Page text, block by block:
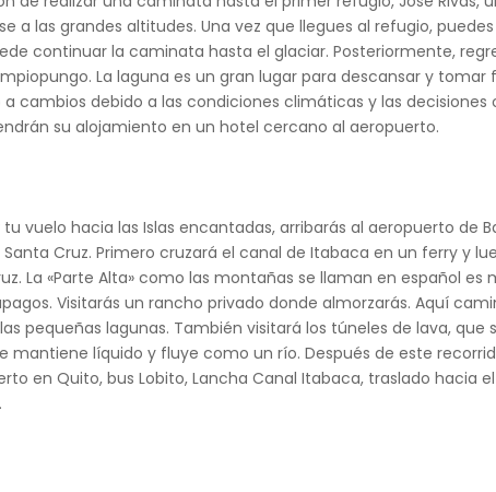
las grandes altitudes. Una vez que llegues al refugio,
continuar la caminata hasta el glaciar. Posteriormente,
La laguna es un gran lugar para descansar y tomar
cambios debido a las condiciones climáticas y las decisiones
su alojamiento en un hotel cercano al aeropuerto.
hacia las Islas encantadas, arribarás al aeropuerto de
Cruz. Primero cruzará el canal de Itabaca en un ferry y
La «Parte Alta» como las montañas se llaman en español es
Visitarás un rancho privado donde almorzarás. Aquí
pequeñas lagunas. También visitará los túneles de lava, que
líquido y fluye como un río. Después de este
en Quito, bus Lobito, Lancha Canal Itabaca, traslado hacia